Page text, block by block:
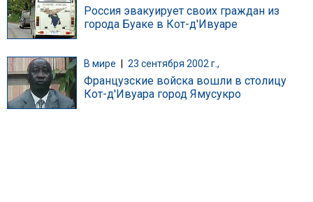
Россия эвакуирует своих граждан из
города Буаке в Кот-д'Ивуаре
В мире 23 сентября 2002 г.,
Французские войска вошли в столицу
Кот-д'Ивуара город Ямусукро